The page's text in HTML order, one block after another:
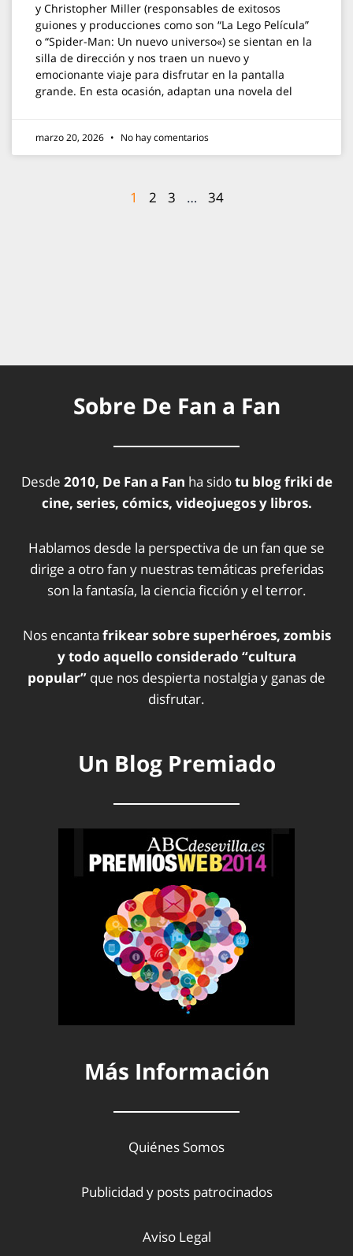
y Christopher Miller (responsables de exitosos
guiones y producciones como son “La Lego Película”
o “Spider-Man: Un nuevo universo«) se sientan en la
silla de dirección y nos traen un nuevo y
emocionante viaje para disfrutar en la pantalla
grande. En esta ocasión, adaptan una novela del
marzo 20, 2026 No hay comentarios
1 2 3 … 34
Sobre De Fan a Fan
Desde 2010, De Fan a Fan ha sidotu blog friki de
cine, series, cómics, videojuegos y libros.
Hablamos desde la perspectiva de un fan que se
dirige a otro fan y nuestras temáticas preferidas
son la fantasía, la ciencia ficción y el terror.
Nos encanta frikear sobre superhéroes, zombis
y todo aquello considerado “cultura
popular” que nos despierta nostalgia y ganas de
disfrutar.
Un Blog Premiado
Más Información
Quiénes Somos
Publicidad y posts patrocinados
Aviso Legal